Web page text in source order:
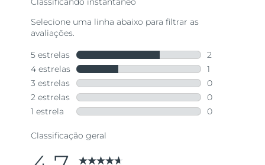
avaliação.
Reviews.
abre
mesma
página.